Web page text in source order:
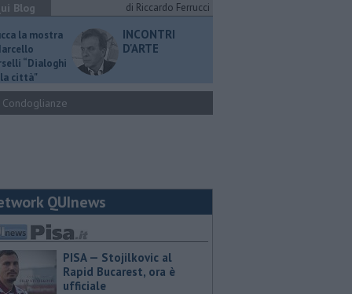
Blog di Riccardo Ferrucci
la mostra
“Dialoghi
città"
INCONTRI
D'ARTE
Condoglianze
QUInews
PISA — Stojilkovic al
Rapid Bucarest, ora è
ufficiale